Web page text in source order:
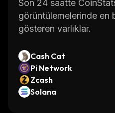
Son 24 saatte
görüntülemelerinde en
gösteren varlıklar.
Cash Cat
Pi Network
Zcash
Solana